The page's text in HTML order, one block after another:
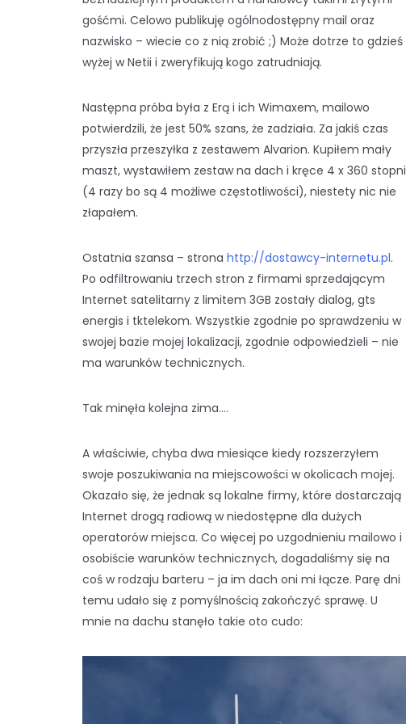
gośćmi. Celowo publikuję ogólnodostępny mail oraz
nazwisko – wiecie co z nią zrobić ;) Może dotrze to gdzieś
wyżej w Netii i zweryfikują kogo zatrudniają.
Następna próba była z Erą i ich Wimaxem, mailowo
potwierdzili, że jest 50% szans, że zadziała. Za jakiś czas
przyszła przeszyłka z zestawem Alvarion. Kupiłem mały
maszt, wystawiłem zestaw na dach i kręce 4 x 360 stopni
(4 razy bo są 4 możliwe częstotliwości), niestety nic nie
złapałem.
Ostatnia szansa – strona http://dostawcy-internetu.pl.
Po odfiltrowaniu trzech stron z firmami sprzedającym
Internet satelitarny z limitem 3GB zostały dialog, gts
energis i tktelekom. Wszystkie zgodnie po sprawdzeniu w
swojej bazie mojej lokalizacji, zgodnie odpowiedzieli – nie
ma warunków technicznych.
Tak minęła kolejna zima….
A właściwie, chyba dwa miesiące kiedy rozszerzyłem
swoje poszukiwania na miejscowości w okolicach mojej.
Okazało się, że jednak są lokalne firmy, które dostarczają
Internet drogą radiową w niedostępne dla dużych
operatorów miejsca. Co więcej po uzgodnieniu mailowo i
osobiście warunków technicznych, dogadaliśmy się na
coś w rodzaju barteru – ja im dach oni mi łącze. Parę dni
temu udało się z pomyślnością zakończyć sprawę. U
mnie na dachu stanęło takie oto cudo: